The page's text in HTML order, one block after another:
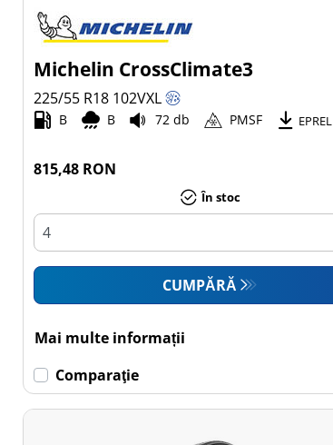
All Season (14)
Toate tipurile (24)
Camionetă (0)
Rulotă
autopropulsată (0)
multe
Michelin CrossClimate3
225/55 R18 102VXL
B B 72 db PMSF EPREL
815,48 RON
În stoc
CUMPĂRĂ
Mai multe informații
Comparaţie